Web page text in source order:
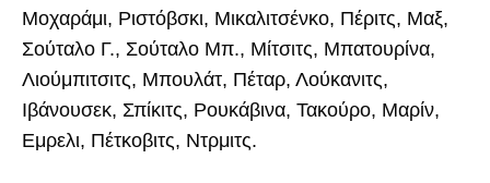
Μοχαράμι, Ριστόβσκι, Μικαλιτσένκο, Πέριτς, Μαξ,
Σούταλο Γ., Σούταλο Μπ., Μίτσιτς, Μπατουρίνα,
Λιούμπιτσιτς, Μπουλάτ, Πέταρ, Λούκανιτς,
Ιβάνουσεκ, Σπίκιτς, Ρουκάβινα, Τακούρο, Μαρίν,
Εμρελι, Πέτκοβιτς, Ντρμιτς.